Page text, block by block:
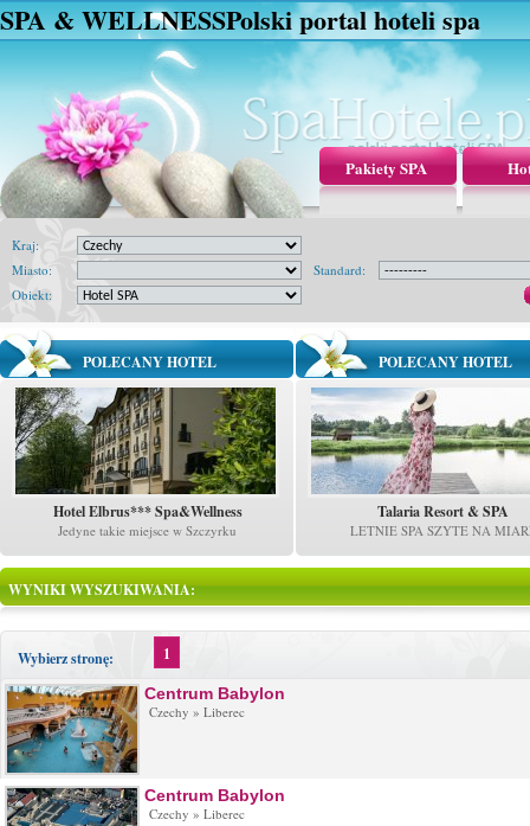
SPA & WELLNESSPolski portal hoteli spa
Pakiety SPA
Kraj:
Miasto:
Standard:
Obiekt:
POLECANY HOTEL
Hotel Elbrus*** Spa&Wellness
Jedyne takie miejsce w Szczyrku
POLECANY HOTEL
Talaria Resort & SPA
LETNIE SPA SZYTE NA
WYNIKI WYSZUKIWANIA:
Wybierz stronę: 1
Centrum Babylon
Czechy » Liberec
Centrum Babylon
Czechy » Liberec